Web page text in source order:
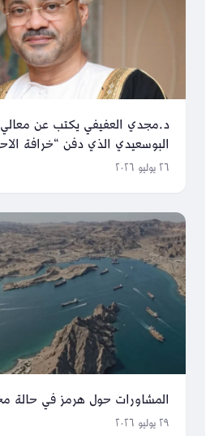
د.مجدي العفيفي يكتب عن معالي
البوسعيدي الذي دفن “خرافة
والغربية
٢٦ يوليو ٢٠٢٦
المشاورات حول هرمز في حالة
٢٩ يوليو ٢٠٢٦